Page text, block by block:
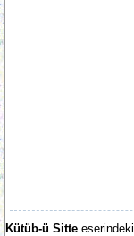
Kütüb-ü Sitte eserindeki